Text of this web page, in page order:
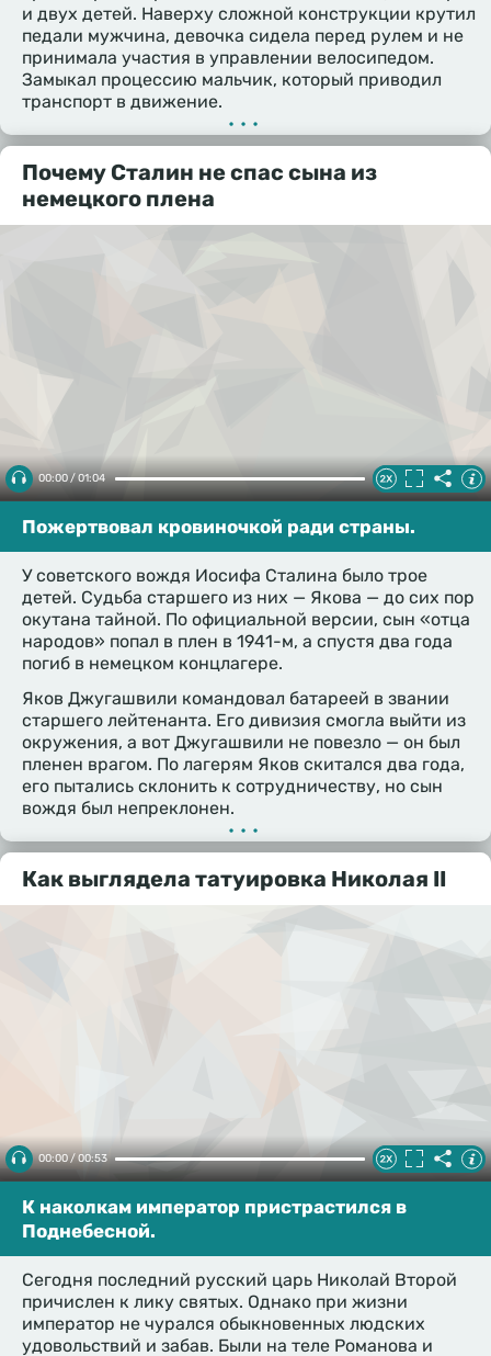
и двух детей. Наверху сложной конструкции крутил
педали мужчина, девочка сидела перед рулем и не
принимала участия в управлении велосипедом.
Замыкал процессию мальчик, который приводил
транспорт в движение.
•••
Почему Сталин не спас сына из
немецкого плена
00:00 / 01:04
Пожертвовал кровиночкой ради страны.
У советского вождя Иосифа Сталина было трое
детей. Судьба старшего из них — Якова — до сих пор
окутана тайной. По официальной версии, сын «отца
народов» попал в плен в 1941-м, а спустя два года
погиб в немецком концлагере.
Яков Джугашвили командовал батареей в звании
старшего лейтенанта. Его дивизия смогла выйти из
окружения, а вот Джугашвили не повезло — он был
пленен врагом. По лагерям Яков скитался два года,
его пытались склонить к сотрудничеству, но сын
вождя был непреклонен.
•••
Как выглядела татуировка Николая II
00:00 / 00:53
К наколкам император пристрастился в
Поднебесной.
Сегодня последний русский царь Николай Второй
причислен к лику святых. Однако при жизни
император не чурался обыкновенных людских
удовольствий и забав. Были на теле Романова и